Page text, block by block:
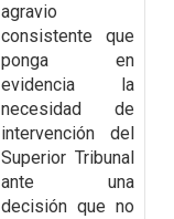
agravio
consistente que
ponga en
evidencia la
necesidad de
intervención del
Superior Tribunal
ante una
decisión que no